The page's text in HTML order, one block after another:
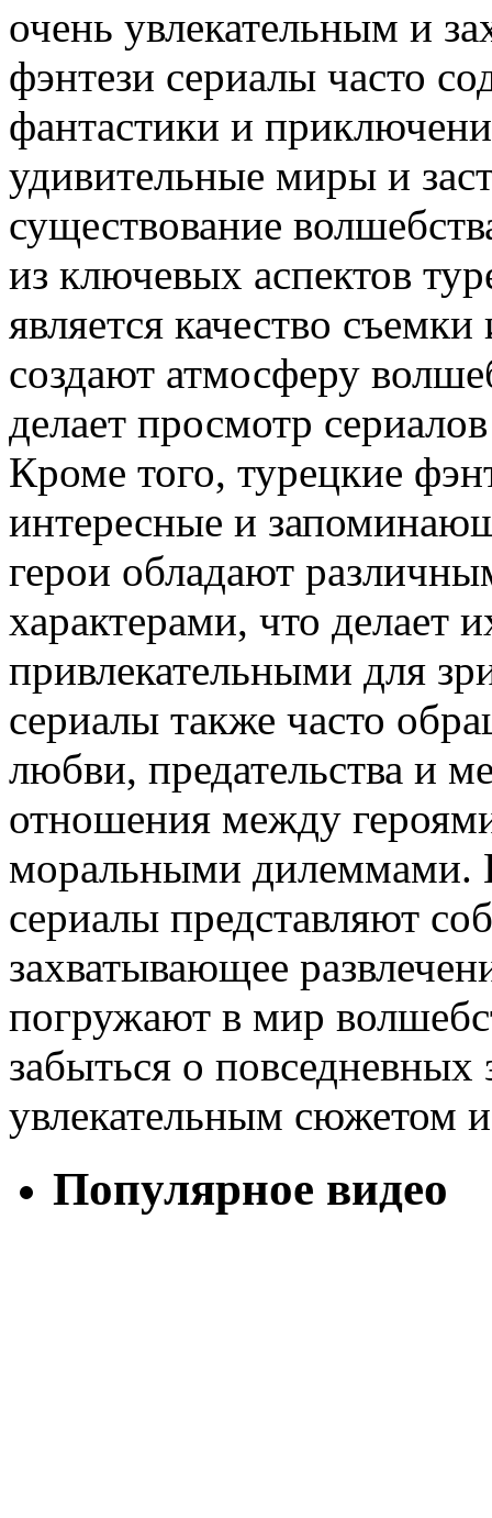
очень увлекательным и
фэнтези сериалы часто
фантастики и
удивительные миры и
существование
из ключевых аспектов
является качество
создают атмосферу
делает просмотр
Кроме того, турецкие
интересные и
герои обладают
характерами, что делает
привлекательными для
сериалы также часто
любви, предательства и
отношения между
моральными дилеммами.
сериалы представляют
захватывающее
погружают в мир
забыться о повседневных
увлекательным сюжетом
Популярное видео